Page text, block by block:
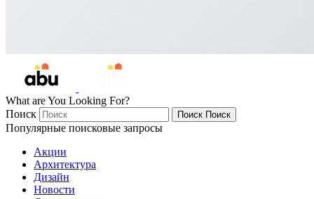
What are You Looking For?
Поиск
Поиск Поиск
Популярные поисковые запросы
Акции
Архитектура
Дизайн
Новости